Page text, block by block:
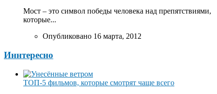
Мост – это символ победы человека над препятствиями,
которые...
Опубликовано 16 марта, 2012
Иннтересно
ТОП-5 фильмов, которые смотрят чаще всего